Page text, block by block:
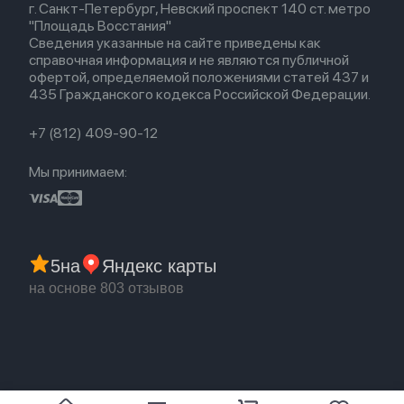
EarPods
Политика конфиденциальности
Оплата и доставка
Партнерская программа
Гарантия
Обмен и возврат
Бонусы
Новые поступления
Популярное
Акции
г. Санкт-Петербург, Невский проспект 140 ст. метро
"Площадь Восстания"
Сведения указанные на сайте приведены как
справочная информация и не являются публичной
офертой, определяемой положениями статей 437 и
435 Гражданского кодекса Российской Федерации.
+7 (812) 409-90-12
Мы принимаем:
5на Яндекс карты
на основе 803 отзывов